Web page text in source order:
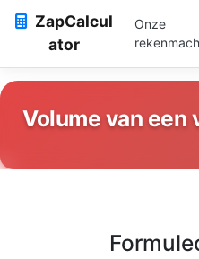
ZapCalcul
ator
Onze
Volume van een